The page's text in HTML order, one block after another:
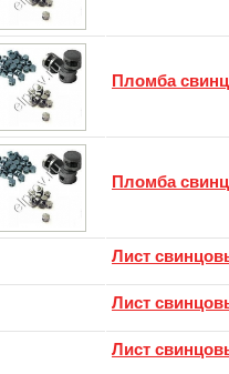
Пломба
Пломба
Лист
Лист
Лист